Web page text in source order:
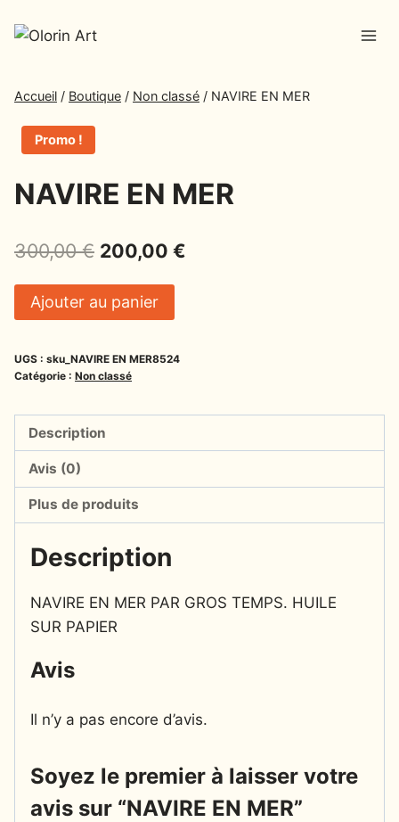
Accueil / Boutique / Non classé / NAVIRE EN MER
Promo !
NAVIRE EN MER
300,00€ 200,00 €
Ajouter au panier
UGS : sku_NAVIRE EN MER8524
Catégorie : Non classé
Description
Avis (0)
Plus de produits
Description
NAVIRE EN MER PAR GROS TEMPS. HUILE
SUR PAPIER
Avis
Il n’y a pas encore d’avis.
Soyez le premier à laisser votre
avis sur “NAVIRE EN MER”